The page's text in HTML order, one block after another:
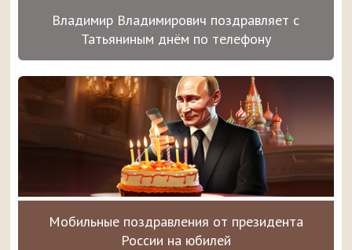
Владимир Владимирович поздравляет с
Татьяниным днём по телефону
Мобильные поздравления от президента
России на юбилей